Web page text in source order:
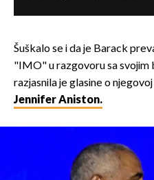
Šuškalo se i da je Barack
"IMO" u razgovoru sa svojim
razjasnila je glasine o
Jennifer Aniston.